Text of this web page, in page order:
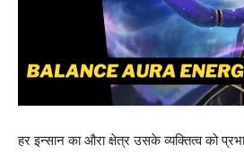
हर इन्सान का औरा क्षेत्र उसके व्यक्तित्व को